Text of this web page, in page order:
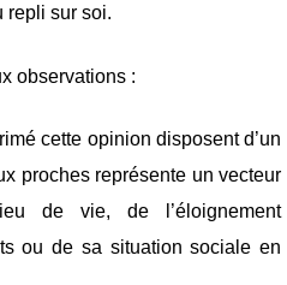
repli sur soi.
observations :
cette opinion disposent d’un
proches représente un vecteur
de vie, de l’éloignement
ou de sa situation sociale en